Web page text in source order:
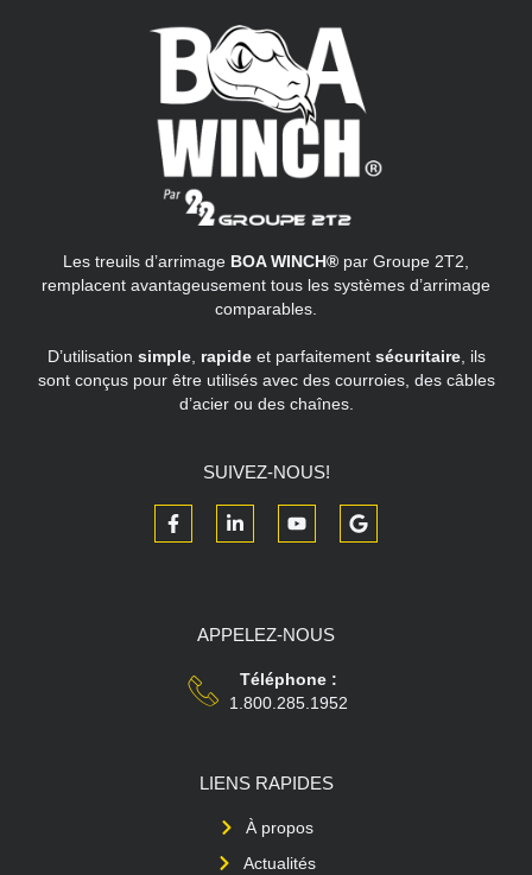
Les treuils d’arrimage BOA WINCH® par Groupe 2T2,
remplacent avantageusement tous les systèmes d’arrimage
comparables.
D’utilisation simple, rapideet parfaitement sécuritaire, ils
sont conçus pour être utilisés avec des courroies, des câbles
d’acier ou des chaînes.
SUIVEZ-NOUS!
APPELEZ-NOUS
Téléphone :
1.800.285.1952
LIENS RAPIDES
À propos
Actualités